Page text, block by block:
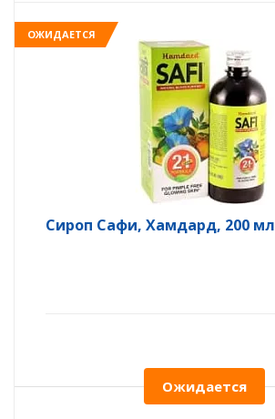
ОЖИДАЕТСЯ
Сироп Сафи, Хамдард, 200 мл
Ожидается